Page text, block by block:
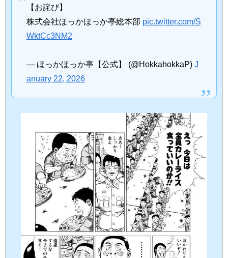
【お詫び】
株式会社ほっかほっか亭総本部 pic.twitter.com/S
WktCc3NM2
— ほっかほっか亭【公式】 (@HokkahokkaP) J
anuary 22, 2026